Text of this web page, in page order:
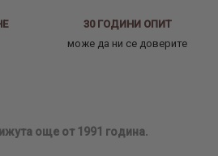
30 ГОДИНИ ОПИТ
може да ни се доверите
още от 1991 година.